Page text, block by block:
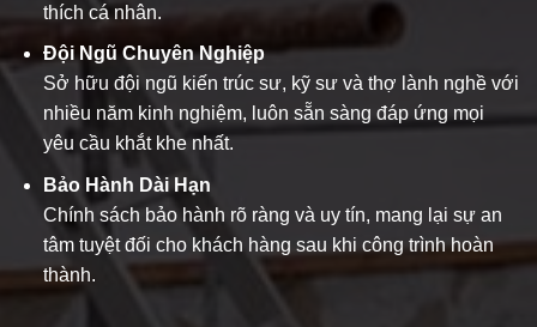
thích cá nhân.
Đội Ngũ Chuyên Nghiệp
Sở hữu đội ngũ kiến trúc sư, kỹ sư và thợ lành nghề với
nhiều năm kinh nghiệm, luôn sẵn sàng đáp ứng mọi
yêu cầu khắt khe nhất.
Bảo Hành Dài Hạn
Chính sách bảo hành rõ ràng và uy tín, mang lại sự an
tâm tuyệt đối cho khách hàng sau khi công trình hoàn
thành.